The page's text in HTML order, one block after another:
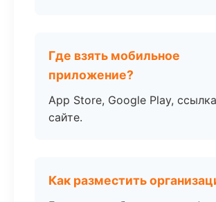
Где взять мобильное
приложение?
App Store, Google Play,
сайте.
Как разместить